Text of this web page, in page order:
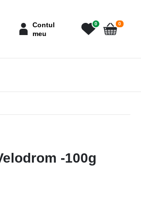
Contul
meu
0
Cart
0articole
-100g